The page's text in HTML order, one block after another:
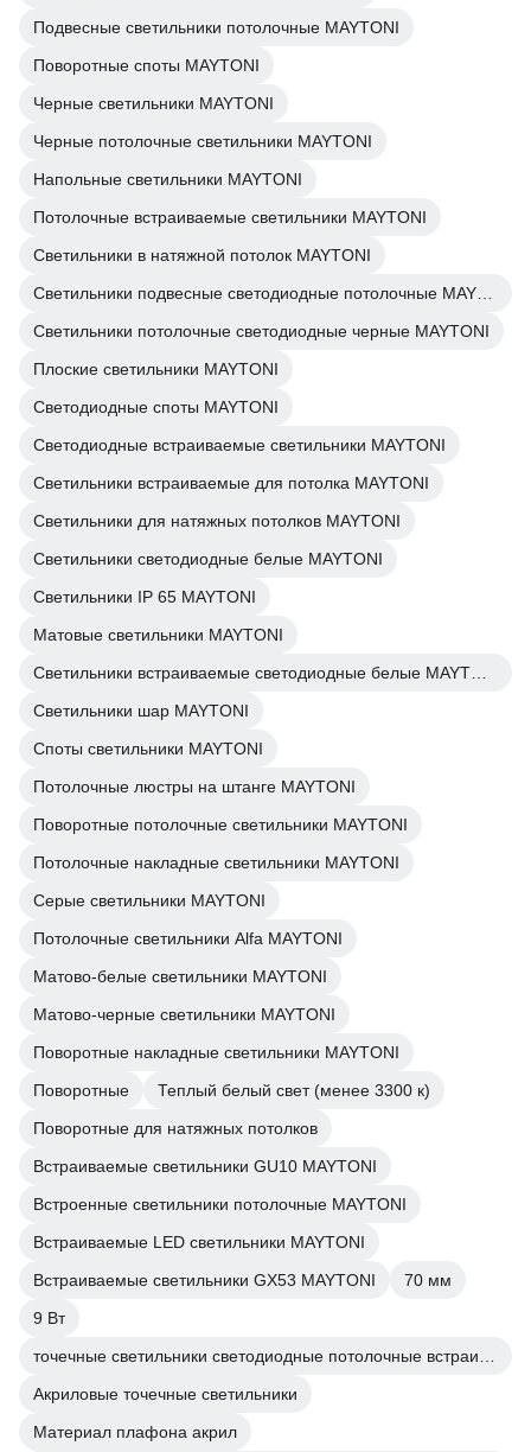
Подвесные светильники потолочные MAYTONI
Поворотные споты MAYTONI
Черные светильники MAYTONI
Черные потолочные светильники MAYTONI
Напольные светильники MAYTONI
Потолочные встраиваемые светильники MAYTONI
Светильники в натяжной потолок MAYTONI
Светильники потолочные светодиодные черные MAYTONI
Плоские светильники MAYTONI
Светодиодные споты MAYTONI
Светодиодные встраиваемые светильники MAYTONI
Светильники встраиваемые для потолка MAYTONI
Светильники для натяжных потолков MAYTONI
Светильники светодиодные белые MAYTONI
Светильники IP 65 MAYTONI
Матовые светильники MAYTONI
Светильники шар MAYTONI
Споты светильники MAYTONI
Потолочные люстры на штанге MAYTONI
Поворотные потолочные светильники MAYTONI
Потолочные накладные светильники MAYTONI
Серые светильники MAYTONI
Потолочные светильники Alfa MAYTONI
Матово-белые светильники MAYTONI
Матово-черные светильники MAYTONI
Поворотные накладные светильники MAYTONI
Поворотные
Теплый белый свет (менее 3300 к)
Поворотные для натяжных потолков
Встраиваемые светильники GU10 MAYTONI
Встроенные светильники потолочные MAYTONI
Встраиваемые LED светильники MAYTONI
Встраиваемые светильники GX53 MAYTONI
70 мм
9 Вт
Акриловые точечные светильники
Материал плафона акрил